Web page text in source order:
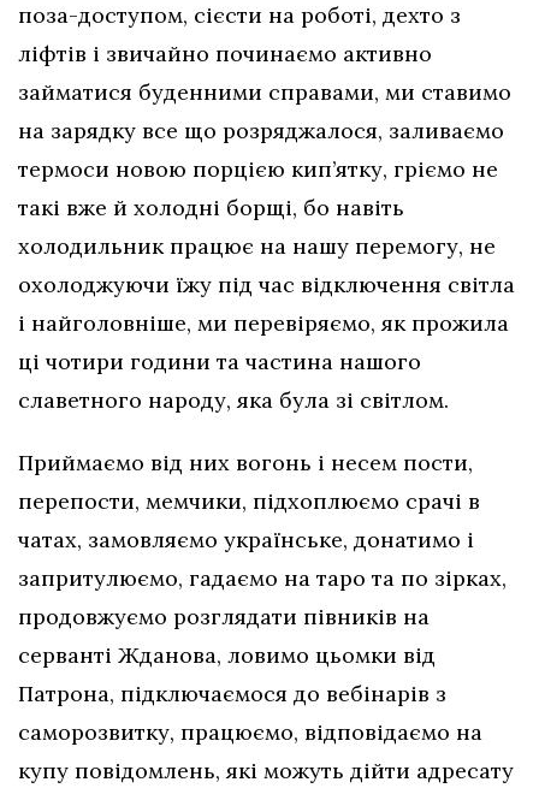
поза-доступом, сієсти на роботі, дехто з
ліфтів і звичайно починаємо активно
займатися буденними справами, ми ставимо
на зарядку все що розряджалося, заливаємо
термоси новою порцією кип’ятку, гріємо не
такі вже й холодні борщі, бо навіть
холодильник працює на нашу перемогу, не
охолоджуючи їжу під час відключення світла
і найголовніше, ми перевіряємо, як прожила
ці чотири години та частина нашого
славетного народу, яка була зі світлом.
Приймаємо від них вогонь і несем пости,
перепости, мемчики, підхоплюємо срачі в
чатах, замовляємо українське, донатимо і
запритулюємо, гадаємо на таро та по зірках,
продовжуємо розглядати півників на
серванті Жданова, ловимо цьомки від
Патрона, підключаємося до вебінарів з
саморозвитку, працюємо, відповідаємо на
купу повідомлень, які можуть дійти адресату